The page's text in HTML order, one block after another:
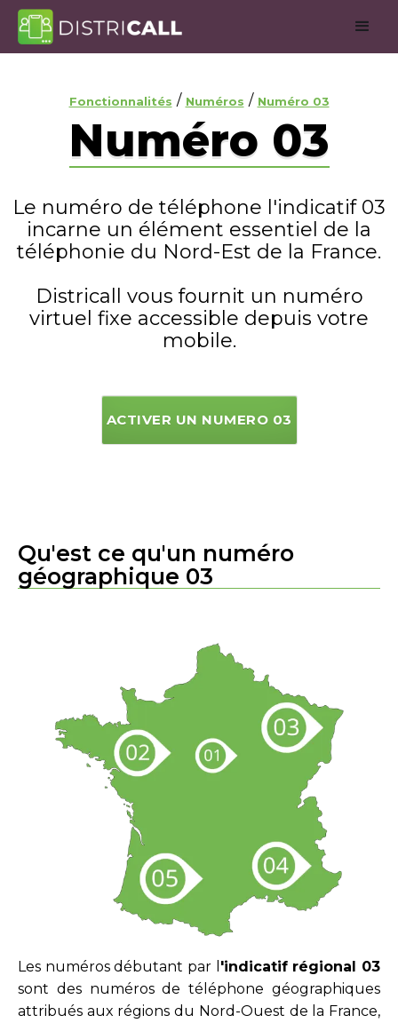
Fonctionnalités / Numéros / Numéro 03
Numéro 03
Le numéro de téléphone l'indicatif 03
incarne un élément essentiel de la
téléphonie du Nord-Est de la France.
Districall vous fournit un numéro
virtuel fixe accessible depuis votre
mobile.
ACTIVER UN NUMERO 03
Qu'est ce qu'un numéro
géographique 03
Les numéros débutant par l 'indicatif régional 03
sont des numéros de téléphone géographiques
attribués aux régions du Nord-Ouest de la France,